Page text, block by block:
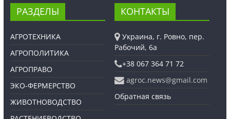
РАЗДЕЛЫ
АГРОТЕХНИКА
АГРОПОЛИТИКА
АГРОПРАВО
ЭКО-ФЕРМЕРСТВО
ЖИВОТНОВОДСТВО
КОНТАКТЫ
Украина, г. Ровно, пер.
Рабочий, 6а
+38 067 364 71 72
agroc.news@gmail.com
Обратная связь